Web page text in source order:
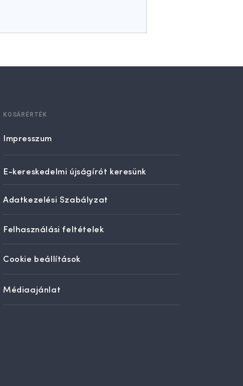
KOSÁRÉRTÉK
Impresszum
E-kereskedelmi újságírót keresünk
Adatkezelési Szabályzat
Felhasználási feltételek
Cookie beállítások
Médiaajánlat